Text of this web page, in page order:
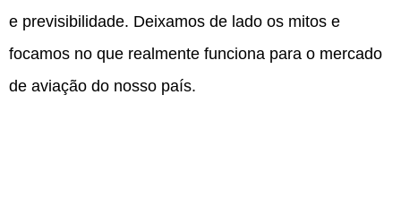
e previsibilidade. Deixamos de lado os mitos e
focamos no que realmente funciona para o mercado
de aviação do nosso país.